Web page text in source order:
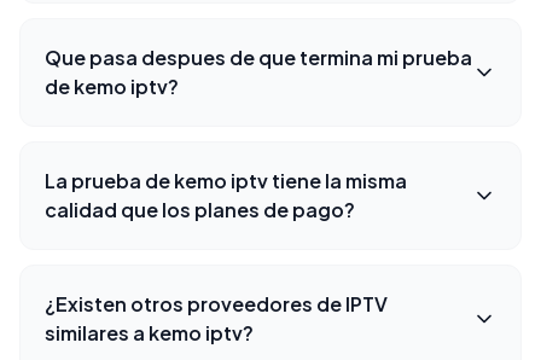
Que pasa despues de que termina mi prueba
de kemo iptv?
La prueba de kemo iptv tiene la misma
calidad que los planes de pago?
¿Existen otros proveedores de IPTV
similares a kemo iptv?